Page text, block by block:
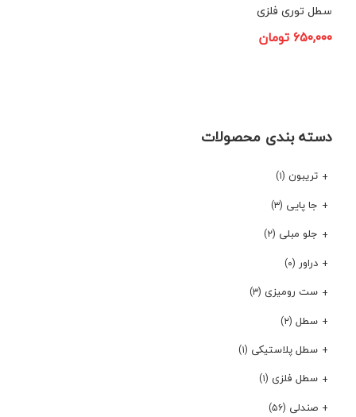
سطل توری فلزی
۶۵۰,۰۰۰ تومان
دسته بندی محصولات
تریبون (۱)
جا پایی (۳)
جلو مبلی (۲)
دراور (۰)
ست رومیزی (۳)
سطل (۲)
سطل پلاستیکی (۱)
سطل فلزی (۱)
صندلی (۵۶)